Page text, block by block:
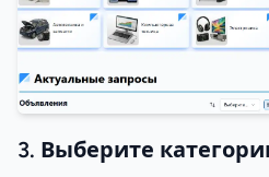
3. Выберите